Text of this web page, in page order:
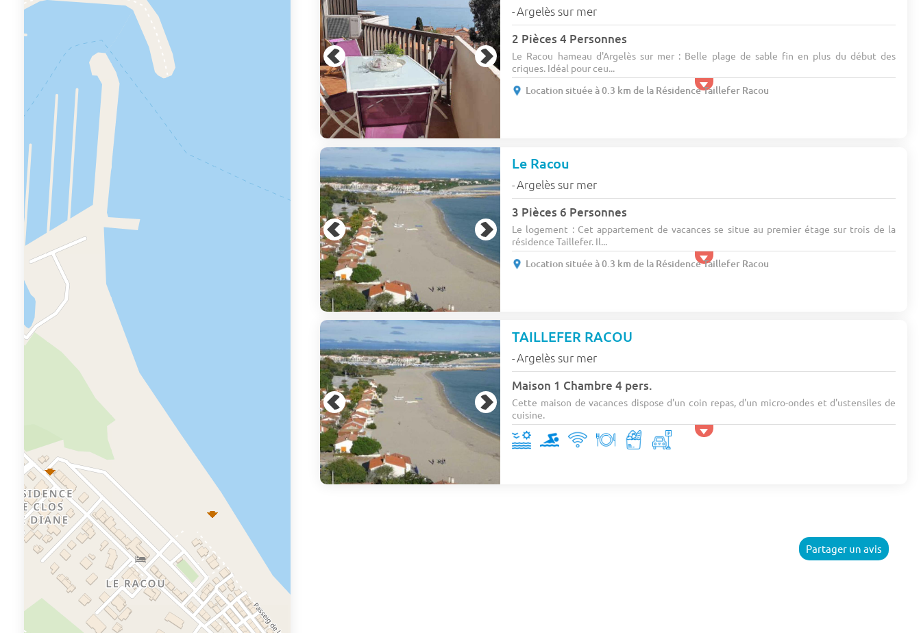
-Argelès sur mer
2 Pièces 4 Personnes
Le Racou hameau d'Argelès sur mer : Belle plage de sable fin en plus du début des
criques. Idéal pour ceu...
Location située à 0.3 km de la Résidence Taillefer Racou
Le Racou
-Argelès sur mer
3 Pièces 6 Personnes
Le logement : Cet appartement de vacances se situe au premier étage sur trois de la
résidence Taillefer. Il...
Location située à 0.3 km de la Résidence Taillefer Racou
TAILLEFER RACOU
-Argelès sur mer
Maison 1 Chambre 4 pers.
Cette maison de vacances dispose d'un coin repas, d'un micro-ondes et d'ustensiles de
cuisine.
Partager un avis